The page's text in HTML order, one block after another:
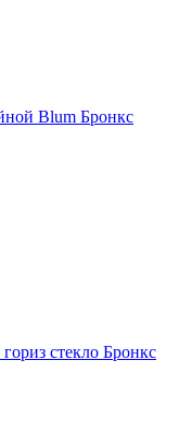
Blum Бронкс
стекло Бронкс